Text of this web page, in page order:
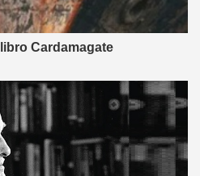
Cardamagate